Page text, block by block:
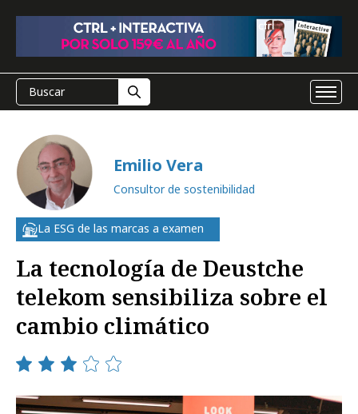
Emilio Vera
Consultor de sostenibilidad
La ESG de las marcas a examen
La tecnología de Deustche
telekom sensibiliza sobre el
cambio climático